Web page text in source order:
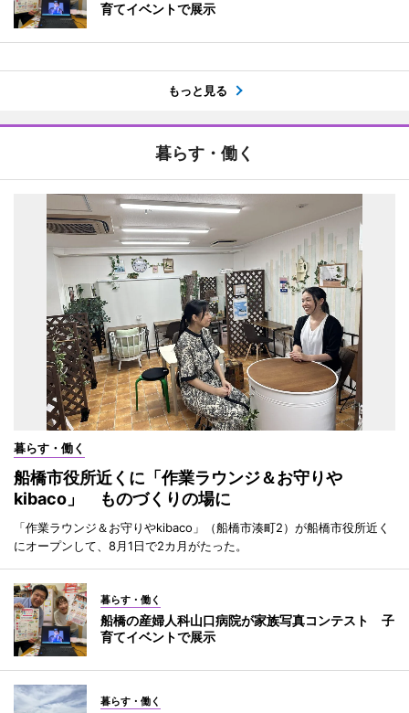
育てイベントで展示
もっと見る
暮らす・働く
暮らす・働く
船橋市役所近くに「作業ラウンジ＆お守りや
kibaco」 ものづくりの場に
「作業ラウンジ＆お守りやkibaco」（船橋市湊町2）が船橋市役所近く
にオープンして、8月1日で2カ月がたった。
暮らす・働く
船橋の産婦人科山口病院が家族写真コンテスト 子
育てイベントで展示
暮らす・働く